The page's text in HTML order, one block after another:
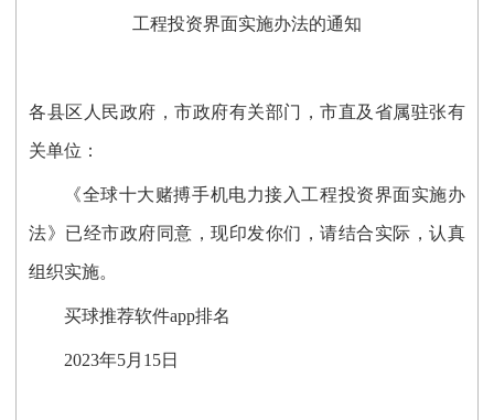
工程投资界面实施办法的通知
各县区人民政府，市政府有关部门，市直及省属驻张有
关单位：
《全球十大赌搏手机电力接入工程投资界面实施办
法》已经市政府同意，现印发你们，请结合实际，认真
组织实施。
买球推荐软件app排名
2023年5月15日